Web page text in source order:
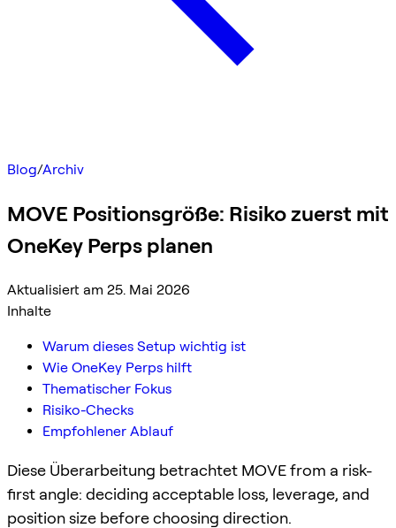
Blog/Archiv
MOVE Positionsgröße: Risiko zuerst mit
OneKey Perps planen
Aktualisiert am 25. Mai 2026
Inhalte
Warum dieses Setup wichtig ist
Wie OneKey Perps hilft
Thematischer Fokus
Risiko-Checks
Empfohlener Ablauf
Diese Überarbeitung betrachtet MOVE from a risk-
first angle: deciding acceptable loss, leverage, and
position size before choosing direction.